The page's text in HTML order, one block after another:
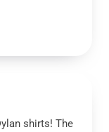
shirts! The